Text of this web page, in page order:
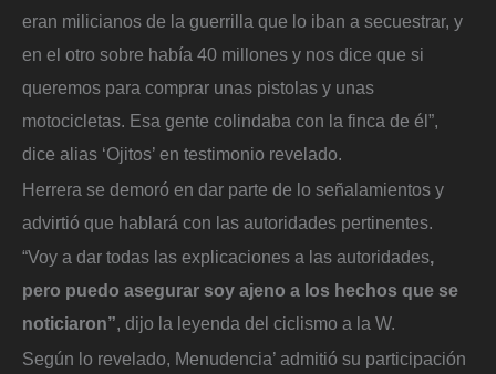
eran milicianos de la guerrilla que lo iban a secuestrar, y
en el otro sobre había 40 millones y nos dice que si
queremos para comprar unas pistolas y unas
motocicletas. Esa gente colindaba con la finca de él”,
dice alias ‘Ojitos’ en testimonio revelado.
Herrera se demoró en dar parte de lo señalamientos y
advirtió que hablará con las autoridades pertinentes.
“Voy a dar todas las explicaciones a las autoridades,
pero puedo asegurar soy ajeno a los hechos que se
noticiaron”, dijo la leyenda del ciclismo a la W.
Según lo revelado, Menudencia’ admitió su participación